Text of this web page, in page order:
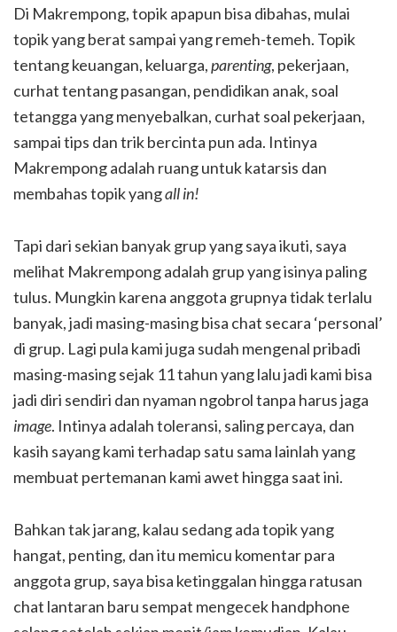
Di Makrempong, topik apapun bisa dibahas, mulai
topik yang berat sampai yang remeh-temeh. Topik
tentang keuangan, keluarga,parenting, pekerjaan,
curhat tentang pasangan, pendidikan anak, soal
tetangga yang menyebalkan, curhat soal pekerjaan,
sampai tips dan trik bercinta pun ada. Intinya
Makrempong adalah ruang untuk katarsis dan
membahas topik yangall in!
Tapi dari sekian banyak grup yang saya ikuti, saya
melihat Makrempong adalah grup yang isinya paling
tulus. Mungkin karena anggota grupnya tidak terlalu
banyak, jadi masing-masing bisa chat secara ‘personal’
di grup. Lagi pula kami juga sudah mengenal pribadi
masing-masing sejak 11 tahun yang lalu jadi kami bisa
jadi diri sendiri dan nyaman ngobrol tanpa harus jaga
image. Intinya adalah toleransi, saling percaya, dan
kasih sayang kami terhadap satu sama lainlah yang
membuat pertemanan kami awet hingga saat ini.
Bahkan tak jarang, kalau sedang ada topik yang
hangat, penting, dan itu memicu komentar para
anggota grup, saya bisa ketinggalan hingga ratusan
chat lantaran baru sempat mengecek handphone